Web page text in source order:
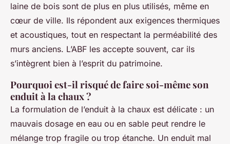
laine de bois sont de plus en plus utilisés, même en
cœur de ville. Ils répondent aux exigences thermiques
et acoustiques, tout en respectant la perméabilité des
murs anciens. L’ABF les accepte souvent, car ils
s’intègrent bien à l’esprit du patrimoine.
Pourquoi est-il risqué de faire soi-même son
enduit à la chaux ?
La formulation de l’enduit à la chaux est délicate : un
mauvais dosage en eau ou en sable peut rendre le
mélange trop fragile ou trop étanche. Un enduit mal